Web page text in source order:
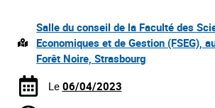
Salle du conseil de la Faculté des
Economiques et de Gestion (FSEG),
Forêt Noire, Strasbourg
Le 06/04/2023